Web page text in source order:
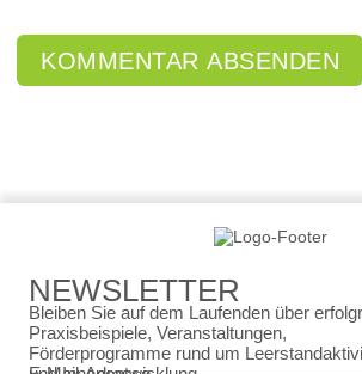
NEWSLETTER
Bleiben Sie auf dem Laufenden über
Praxisbeispiele, Veranstaltungen,
Förderprogramme rund um